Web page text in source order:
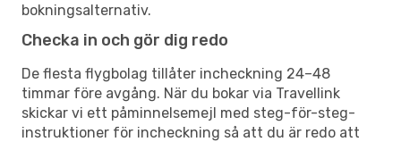
bokningsalternativ.
Checka in och gör dig redo
De flesta flygbolag tillåter incheckning 24–48
timmar före avgång. När du bokar via Travellink
skickar vi ett påminnelsemejl med steg-för-steg-
instruktioner för incheckning så att du är redo att